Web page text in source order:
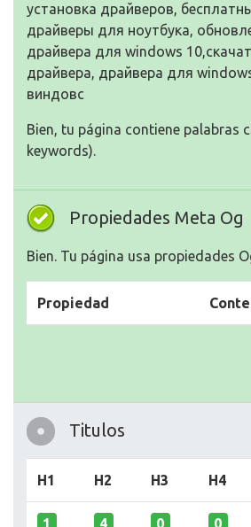
установка драйверов,
драйверы для ноутбука,
драйвера для windows
драйвера, драйвера для
виндовс
Bien, tu página contiene palabras
keywords).
Propiedades Meta Og
Bien. Tu página usa propiedades
Propiedad
Titulos
H1 H2 H3 H4
1 4 0 0